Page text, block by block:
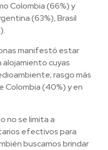
Colombia (66%) y
(63%), Brasil
manifestó estar
cuyas
rasgo más
Colombia (40%) y en
no se limita a
efectivos para
buscamos brindar